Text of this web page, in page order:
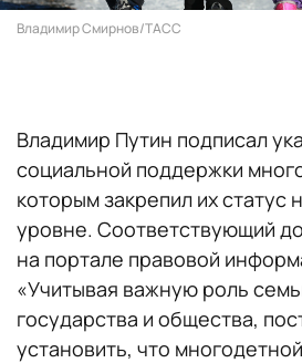
Владимир Смирнов/ТАСС
Владимир Путин подписал
социальной поддержки
которым закрепил их
уровне. Соответствующий
на портале правовой
«Учитывая важную роль
государства и общества,
установить, что